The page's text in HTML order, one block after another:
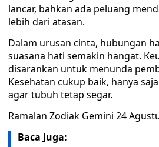
lancar, bahkan ada peluang
lebih dari atasan.
Dalam urusan cinta, hubungan
suasana hati semakin hangat.
disarankan untuk menunda
Kesehatan cukup baik, hanya
agar tubuh tetap segar.
Ramalan Zodiak Gemini 24
Baca Juga: